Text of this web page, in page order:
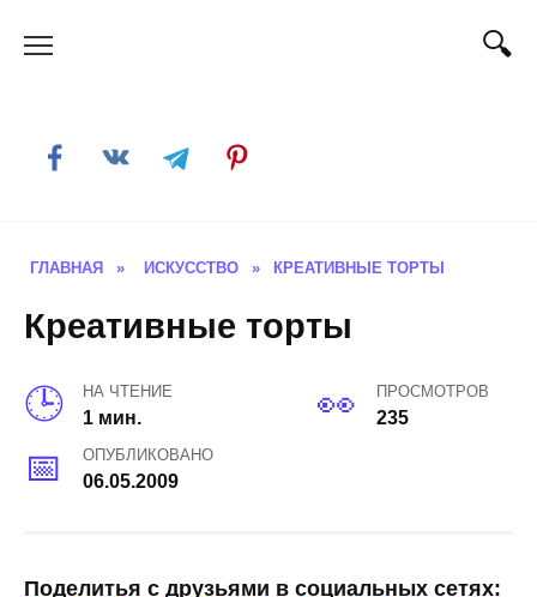
ГЛАВНАЯ » ИСКУССТВО » КРЕАТИВНЫЕ ТОРТЫ
Креативные торты
НА ЧТЕНИЕ
1 мин.
ПРОСМОТРОВ
235
ОПУБЛИКОВАНО
06.05.2009
Поделитья с друзьями в социальных сетях: